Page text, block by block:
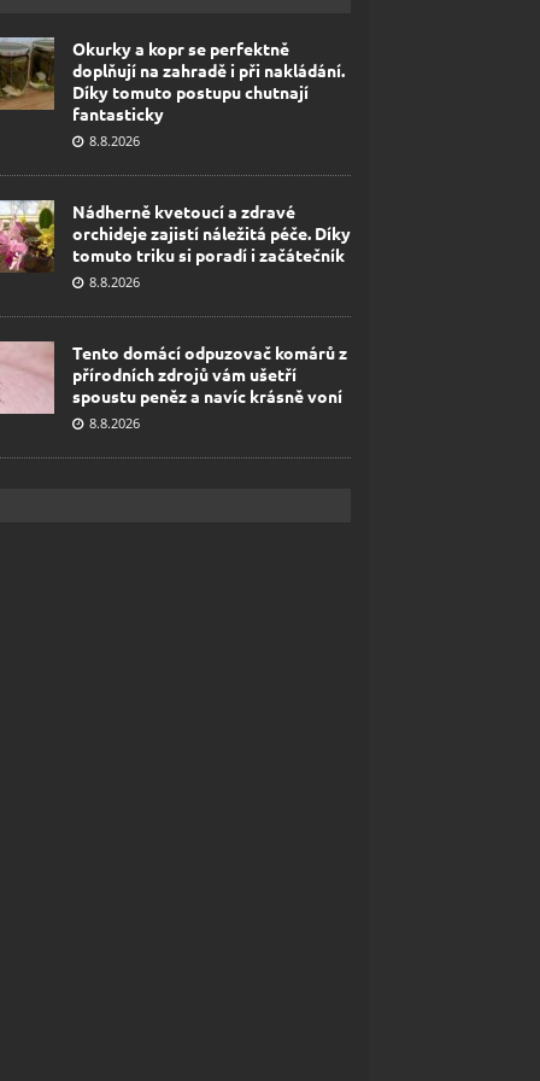
Okurky a kopr se perfektně
doplňují na zahradě i při nakládání.
Díky tomuto postupu chutnají
fantasticky
8.8.2026
Nádherně kvetoucí a zdravé
orchideje zajistí náležitá péče. Díky
tomuto triku si poradí i začátečník
8.8.2026
Tento domácí odpuzovač komárů z
přírodních zdrojů vám ušetří
spoustu peněz a navíc krásně voní
8.8.2026